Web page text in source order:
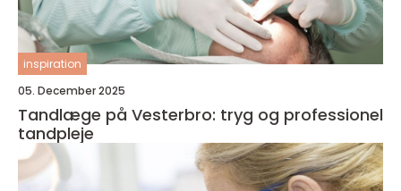
inspiration
05. December 2025
Tandlæge på Vesterbro: tryg og professionel
tandpleje